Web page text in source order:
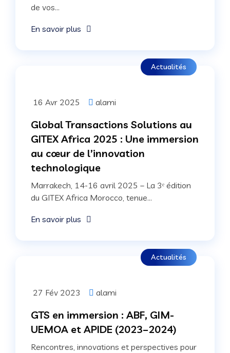
de vos...
En savoir plus
Actualités
16 Avr 2025 alami
Global Transactions Solutions au
GITEX Africa 2025 : Une immersion
au cœur de l’innovation
technologique
Marrakech, 14-16 avril 2025 – La 3ᵉ édition
du GITEX Africa Morocco, tenue...
En savoir plus
Actualités
27 Fév 2023 alami
GTS en immersion : ABF, GIM-
UEMOA et APIDE (2023–2024)
Rencontres, innovations et perspectives pour